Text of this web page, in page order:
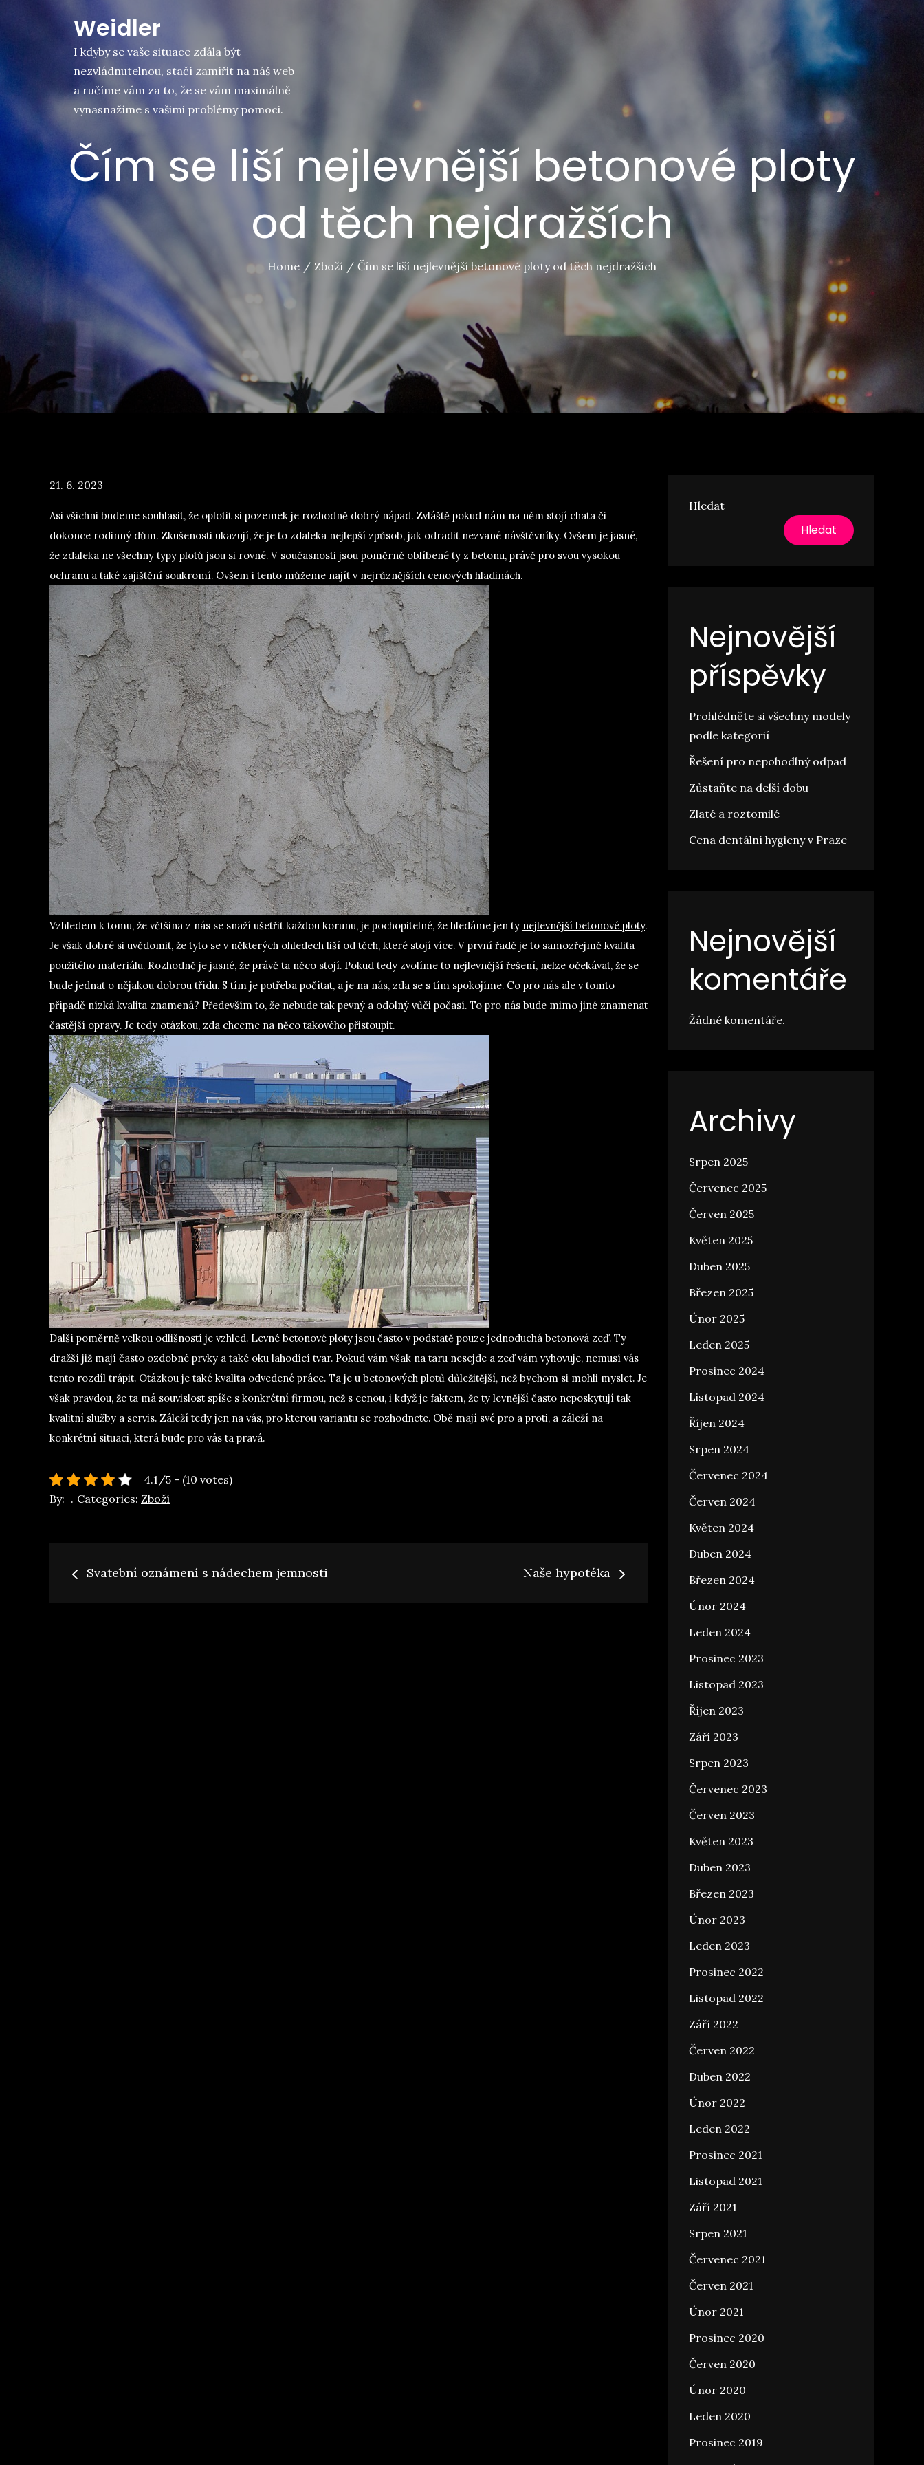
Weidler
I kdyby se vaše situace zdála být
nezvládnutelnou, stačí zamířit na náš web
a ručíme vám za to, že se vám maximálně
vynasnažíme s vašimi problémy pomoci.
Čím se liší nejlevnější betonové ploty
od těch nejdražších
Home Zboží Čím se liší nejlevnější betonové ploty od těch nejdražších
Posted
21. 6. 2023
Asi všichni budeme souhlasit, že oplotit si pozemek je rozhodně dobrý nápad. Zvláště pokud nám na něm stojí chata či
dokonce rodinný dům. Zkušenosti ukazují, že je to zdaleka nejlepší způsob, jak odradit nezvané návštěvníky. Ovšem je jasné,
že zdaleka ne všechny typy plotů jsou si rovné. V současnosti jsou poměrně oblíbené ty z betonu, právě pro svou vysokou
ochranu a také zajištění soukromí. Ovšem i tento můžeme najít v nejrůznějších cenových hladinách.
Vzhledem k tomu, že většina z nás se snaží ušetřit každou korunu, je pochopitelné, že hledáme jen ty nejlevnější betonové ploty.
Je však dobré si uvědomit, že tyto se v některých ohledech liší od těch, které stojí více. V první řadě je to samozřejmě kvalita
použitého materiálu. Rozhodně je jasné, že právě ta něco stojí. Pokud tedy zvolíme to nejlevnější řešení, nelze očekávat, že se
bude jednat o nějakou dobrou třídu. S tím je potřeba počítat, a je na nás, zda se s tím spokojíme. Co pro nás ale v tomto
případě nízká kvalita znamená? Především to, že nebude tak pevný a odolný vůči počasí. To pro nás bude mimo jiné znamenat
častější opravy. Je tedy otázkou, zda chceme na něco takového přistoupit.
Další poměrně velkou odlišností je vzhled. Levné betonové ploty jsou často v podstatě pouze jednoduchá betonová zeď. Ty
dražší již mají často ozdobné prvky a také oku lahodící tvar. Pokud vám však na taru nesejde a zeď vám vyhovuje, nemusí vás
tento rozdíl trápit. Otázkou je také kvalita odvedené práce. Ta je u betonových plotů důležitější, než bychom si mohli myslet. Je
však pravdou, že ta má souvislost spíše s konkrétní firmou, než s cenou, i když je faktem, že ty levnější často neposkytují tak
kvalitní služby a servis. Záleží tedy jen na vás, pro kterou variantu se rozhodnete. Obě mají své pro a proti, a záleží na
konkrétní situaci, která bude pro vás ta pravá.
4.1/5 - (10 votes)
By:
Categories: Zboží
Navigace
Svatební oznámení s nádechem jemnosti Naše hypotéka
Hledat
Hledat
Nejnovější
příspěvky
Prohlédněte si všechny modely
podle kategorií
Řešení pro nepohodlný odpad
Zůstaňte na delší dobu
Zlaté a roztomilé
Cena dentální hygieny v Praze
Nejnovější
komentáře
Žádné komentáře.
Archivy
Srpen 2025
Červenec 2025
Červen 2025
Květen 2025
Duben 2025
Březen 2025
Únor 2025
Leden 2025
Prosinec 2024
Listopad 2024
Říjen 2024
Srpen 2024
Červenec 2024
Červen 2024
Květen 2024
Duben 2024
Březen 2024
Únor 2024
Leden 2024
Prosinec 2023
Listopad 2023
Říjen 2023
Září 2023
Srpen 2023
Červenec 2023
Červen 2023
Květen 2023
Duben 2023
Březen 2023
Únor 2023
Leden 2023
Prosinec 2022
Listopad 2022
Září 2022
Červen 2022
Duben 2022
Únor 2022
Leden 2022
Prosinec 2021
Listopad 2021
Září 2021
Srpen 2021
Červenec 2021
Červen 2021
Únor 2021
Prosinec 2020
Červen 2020
Únor 2020
Leden 2020
Prosinec 2019